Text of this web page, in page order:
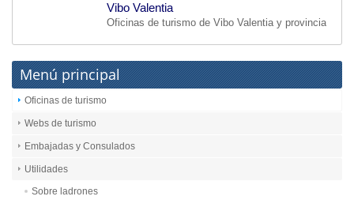
Vibo Valentia
Oficinas de turismo de Vibo Valentia y provincia
Menú principal
Oficinas de turismo
Webs de turismo
Embajadas y Consulados
Utilidades
Sobre ladrones